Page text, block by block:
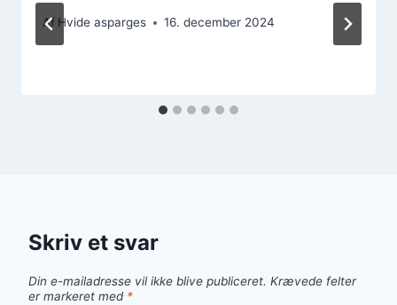
Af Hvide asparges 16. december 2024
Skriv et svar
Din e-mailadresse vil ikke blive publiceret. Krævede felter
er markeret med *